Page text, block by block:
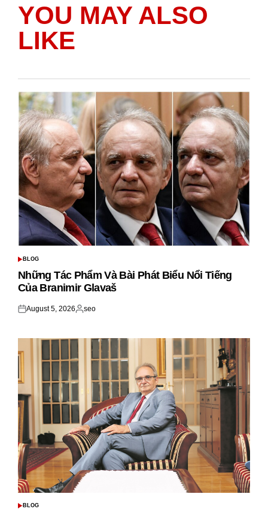
YOU MAY ALSO
LIKE
POSTED
BLOG
Những Tác Phẩm Và Bài Phát Biểu Nổi Tiếng
Của Branimir Glavaš
Posted
August 5, 2026
Posted
seo
POSTED
BLOG